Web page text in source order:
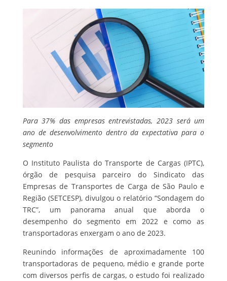
Para 37% das empresas entrevistadas, 2023 será um
ano de desenvolvimento dentro da expectativa para o
segmento
O Instituto Paulista do Transporte de Cargas (IPTC),
órgão de pesquisa parceiro do Sindicato das
Empresas de Transportes de Carga de São Paulo e
Região (SETCESP), divulgou o relatório “Sondagem do
TRC”, um panorama anual que aborda o
desempenho do segmento em 2022 e como as
transportadoras enxergam o ano de 2023.
Reunindo informações de aproximadamente 100
transportadoras de pequeno, médio e grande porte
com diversos perfis de cargas, o estudo foi realizado